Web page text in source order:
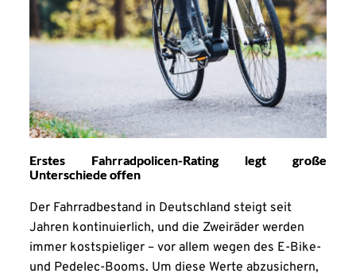
Erstes Fahrradpolicen-Rating legt große
Unterschiede offen
Der Fahrradbestand in Deutschland steigt seit
Jahren kontinuierlich, und die Zweiräder werden
immer kostspieliger – vor allem wegen des E-Bike-
und Pedelec-Booms. Um diese Werte abzusichern,